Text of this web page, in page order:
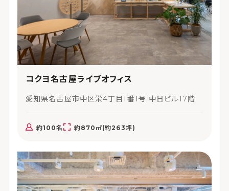
コクヨ名古屋ライブオフィス
愛知県名古屋市中区栄4丁目1番1号 中日ビル17階
約100名 約870㎡(約263坪)